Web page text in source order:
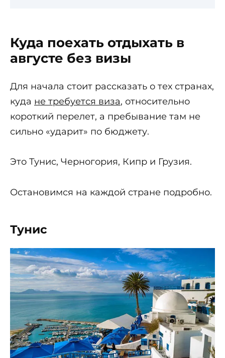
Куда поехать отдыхать в
августе без визы
Для начала стоит рассказать о тех странах,
куда не требуется виза, относительно
короткий перелет, а пребывание там не
сильно «ударит» по бюджету.
Это Тунис, Черногория, Кипр и Грузия.
Остановимся на каждой стране подробно.
Тунис